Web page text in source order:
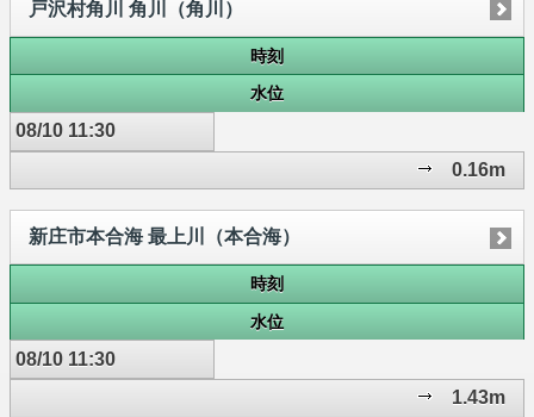
戸沢村角川 角川（角川）
時刻
水位
08/10 11:30
0.16m
新庄市本合海 最上川（本合海）
時刻
水位
08/10 11:30
1.43m